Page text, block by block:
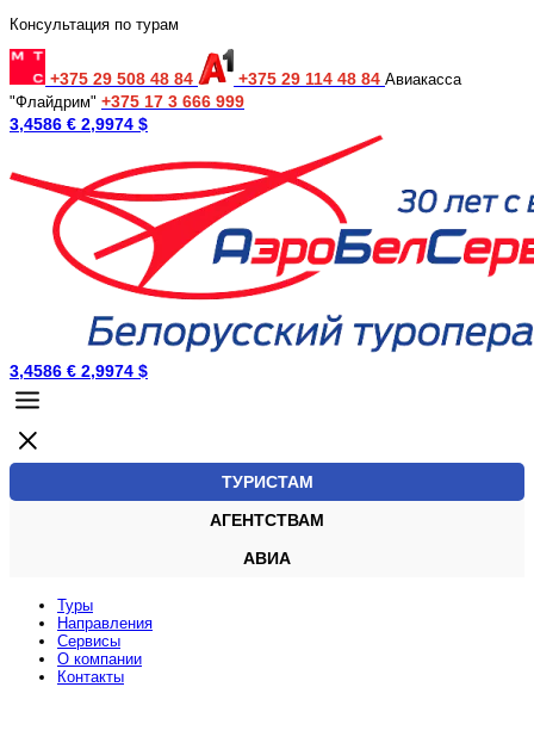
Консультация по турам
+375 29 508 48 84 +375 29 114 48 84 Авиакасса
"Флайдрим" +375 17 3 666 999
3,4586 € 2,9974 $
3,4586 € 2,9974 $
ТУРИСТАМ
АГЕНТСТВАМ
АВИА
Туры
Направления
Сервисы
O компании
Контакты